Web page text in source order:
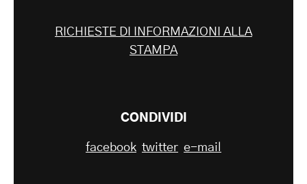
RICHIESTE DI INFORMAZIONI ALLA
STAMPA
CONDIVIDI
facebook twitter e-mail